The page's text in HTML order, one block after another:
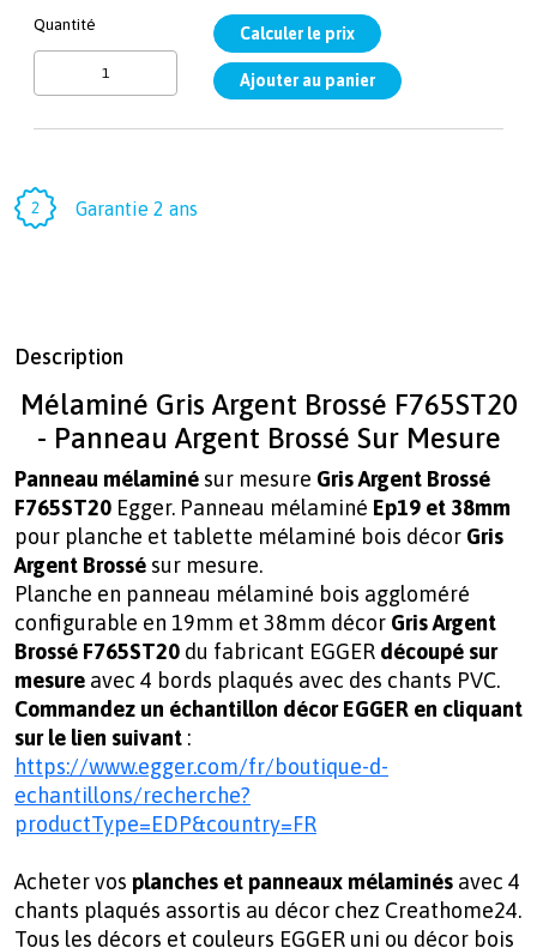
Quantité
Garantie 2 ans
Description
Mélaminé Gris Argent Brossé F765ST20
- Panneau Argent Brossé Sur Mesure
Panneau mélaminésur mesure Gris Argent Brossé
F765ST20 Egger. Panneau mélaminé Ep19 et 38mm
pour planche et tablette mélaminé bois décor Gris
Argent Brossésur mesure.
Planche en panneau mélaminé bois aggloméré
configurable en 19mm et 38mm décor Gris Argent
Brossé F765ST20 du fabricant EGGER découpé sur
mesure avec 4 bords plaqués avec des chants PVC.
Commandez un échantillon décor EGGER en cliquant
sur le lien suivant :
https://www.egger.com/fr/boutique-d-
echantillons/recherche?
productType=EDP&country=FR
Acheter vos planches et panneaux mélaminés avec 4
chants plaqués assortis au décor chez Creathome24.
Tous les décors et couleurs EGGER uni ou décor bois